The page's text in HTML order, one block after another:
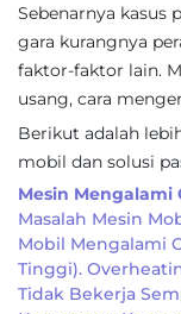
Sebenarnya kasus
gara kurangnya
faktor-faktor lain.
usang, cara
Berikut adalah
mobil dan solusi
Mesin Mengalami
Masalah Mesin
Mobil Mengalami
Tinggi).
Tidak Bekerja